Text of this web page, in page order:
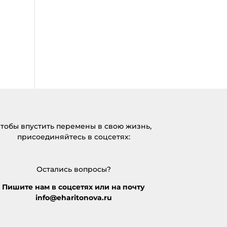
впустить перемены в свою жизнь,
присоединяйтесь в соцсетях:
Остались вопросы?
Пишите нам в соцсетях или на почту
info@eharitonova.ru